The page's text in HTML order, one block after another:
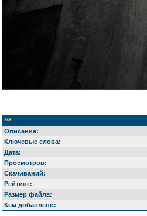
***
Описание:
Ключевые слова:
Дата:
Просмотров:
Скачиваний:
Рейтинг:
Размер файла:
Кем добавлено: